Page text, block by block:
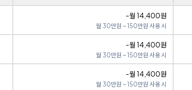
-월 14,400원
월 30만원 ~ 150만원 사용 시
-월 14,400원
월 30만원 ~ 150만원 사용 시
-월 14,400원
월 30만원 ~ 150만원 사용 시